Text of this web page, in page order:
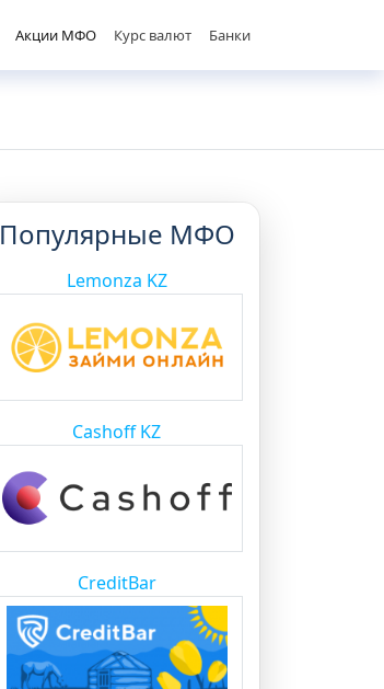
Акции МФО Курс валют Банки
Популярные МФО
Lemonza KZ
Cashoff KZ
CreditBar